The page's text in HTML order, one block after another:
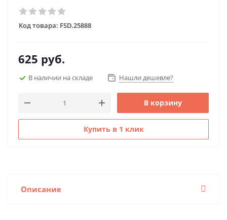
Код товара: FSD.25888
625 руб.
В наличии на складе Нашли дешевле?
В корзину
Купить в 1 клик
Описание